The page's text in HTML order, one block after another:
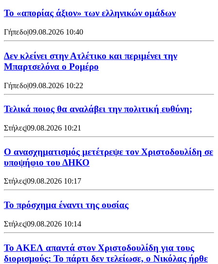
Το «απορίας άξιον» των ελληνικών ομάδων
Γήπεδο|09.08.2026 10:40
Δεν κλείνει στην Ατλέτικο και περιμένει την
Μπαρτσελόνα ο Ρομέρο
Γήπεδο|09.08.2026 10:22
Τελικά ποιος θα αναλάβει την πολιτική ευθύνη;
Στήλες|09.08.2026 10:21
Ο ανασχηματισμός μετέτρεψε τον Χριστοδουλίδη σε
υποψήφιο του ΔΗΚΟ
Στήλες09.08.2026 10:17
Το πρόσχημα έναντι της ουσίας
Στήλες|09.08.2026 10:14
Το ΑΚΕΛ απαντά στον Χριστοδουλίδη για τους
διορισμούς: Το πάρτι δεν τελείωσε, ο Νικόλας ήρθε